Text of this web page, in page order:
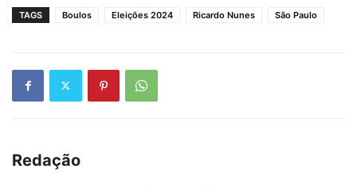
TAGS Boulos Eleições 2024 Ricardo Nunes São Paulo
Redação